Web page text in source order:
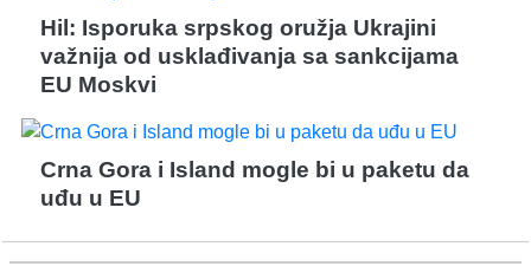
Hil: Isporuka srpskog oružja Ukrajini
važnija od usklađivanja sa sankcijama
EU Moskvi
Crna Gora i Island mogle bi u paketu da
uđu u EU